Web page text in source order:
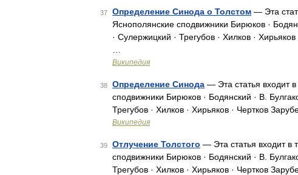
37 Определение Синода о Толстом — Эта
Яснополянские сподвижники Бирюков ·
· Сулержицкий · Трегубов · Хилков ·
Википедия
38 Определение Синода — Эта статья входит
сподвижники Бирюков · Бодянский · В.
Трегубов · Хилков · Хирьяков · Чертков
Википедия
39 Отлучение Толстого — Эта статья входит в
сподвижники Бирюков · Бодянский · В.
Трегубов · Хилков · Хирьяков · Чертков